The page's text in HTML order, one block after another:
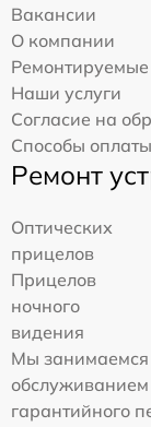
Вакансии
О компании
Наши услуги
Согласие на
Способы оплаты
Ремонт
Оптических
прицелов
Прицелов
ночного
видения
Мы занимаемся
обслуживанием
гарантийного